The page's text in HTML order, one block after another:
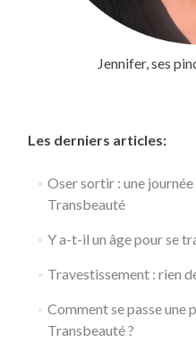
Jennifer, ses
Les derniers articles:
Oser sortir : une
Transbeauté
Y a-t-il un âge pour se
Travestissement : rien
Comment se passe une
Transbeauté ?